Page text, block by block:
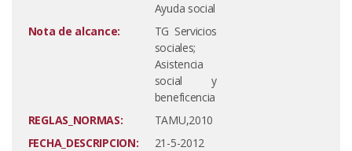
Ayuda social
Nota de alcance:
TG Servicios
sociales;
Asistencia
social y
beneficencia
REGLAS_NORMAS:
TAMU,2010
FECHA_DESCRIPCION:
21-5-2012